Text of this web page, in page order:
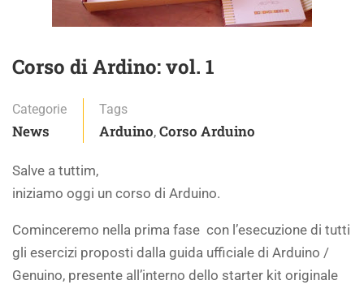
Corso di Ardino: vol. 1
Categorie
News
Tags
Arduino, Corso Arduino
Salve a tuttim,
iniziamo oggi un corso di Arduino.
Cominceremo nella prima fase con l’esecuzione di tutti
gli esercizi proposti dalla guida ufficiale di Arduino /
Genuino, presente all’interno dello starter kit originale